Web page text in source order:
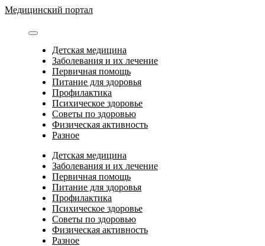
Перейти
содержимому
Медицинский портал
Детская медицина
Заболевания и их лечение
Первичная помощь
Питание для здоровья
Профилактика
Психическое здоровье
Советы по здоровью
Физическая активность
Разное
Детская медицина
Заболевания и их лечение
Первичная помощь
Питание для здоровья
Профилактика
Психическое здоровье
Советы по здоровью
Физическая активность
Разное